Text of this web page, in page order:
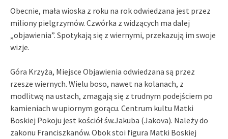
Obecnie, mała wioska z roku na rok odwiedzana jest przez
miliony pielgrzymów. Czwórka z widzących ma dalej
„objawienia”. Spotykają się z wiernymi, przekazują im swoje
wizje.
Góra Krzyża, Miejsce Objawienia odwiedzana są przez
rzesze wiernych. Wielu boso, nawet na kolanach, z
modlitwą na ustach, zmagają się z trudnym podejściem po
kamieniach w upiornym gorącu. Centrum kultu Matki
Boskiej Pokoju jest kościół św.Jakuba (Jakova). Należy do
zakonu Franciszkanów. Obok stoi figura Matki Boskiej